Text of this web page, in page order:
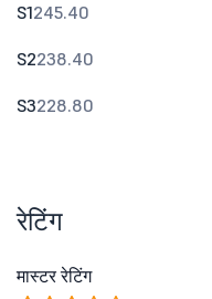
S1245.40
S2238.40
S3228.80
रेटिंग
मास्टर रेटिंग